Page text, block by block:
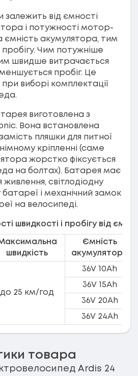
залежить від ємності
і потужності мотор-
акумулятора, тим
пробігу. Чим потужніше
швидше витрачається
пробіг. Це
виборі комплектації
виготовлена з
Вона встановлена
пляшки для питної
кріпленні (саме
жорстко фіксується
на болтах). Батарея має
світлодіодну
батареї і механічний замок
на велосипеді.
швидкості і пробігу від
швидкість
Ємність
акумулятора
до 25 км/год
36V 10Ah
36V 15Ah
36V 20Ah
36V 24Ah
товара
Ardis 24